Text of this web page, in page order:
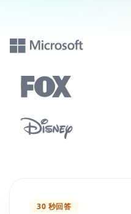
30 秒回答